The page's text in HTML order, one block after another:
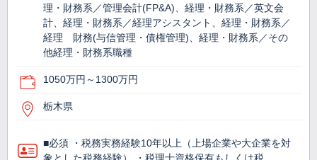
理・財務系／管理会計(FP&A)、経理・財務系／英文会
計、経理・財務系／経理アシスタント、経理・財務系／
経理 財務(与信管理・債権管理)、経理・財務系／その
他経理・財務系職種
1050万円～1300万円
栃木県
■必須 ・税務実務経験10年以上（上場企業や大企業を対